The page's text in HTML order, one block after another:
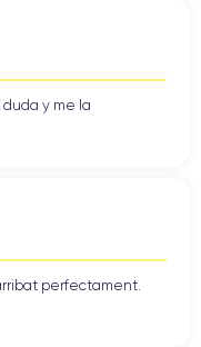
y me la
perfectament.